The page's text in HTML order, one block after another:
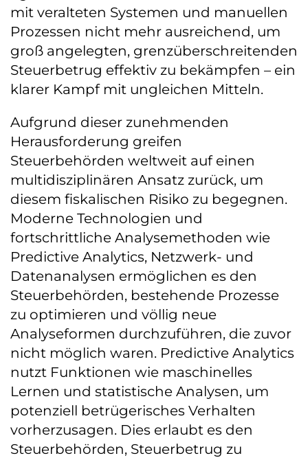
mit veralteten Systemen und manuellen
Prozessen nicht mehr ausreichend, um
groß angelegten, grenzüberschreitenden
Steuerbetrug effektiv zu bekämpfen – ein
klarer Kampf mit ungleichen Mitteln.
Aufgrund dieser zunehmenden
Herausforderung greifen
Steuerbehörden weltweit auf einen
multidisziplinären Ansatz zurück, um
diesem fiskalischen Risiko zu begegnen.
Moderne Technologien und
fortschrittliche Analysemethoden wie
Predictive Analytics, Netzwerk- und
Datenanalysen ermöglichen es den
Steuerbehörden, bestehende Prozesse
zu optimieren und völlig neue
Analyseformen durchzuführen, die zuvor
nicht möglich waren. Predictive Analytics
nutzt Funktionen wie maschinelles
Lernen und statistische Analysen, um
potenziell betrügerisches Verhalten
vorherzusagen. Dies erlaubt es den
Steuerbehörden, Steuerbetrug zu